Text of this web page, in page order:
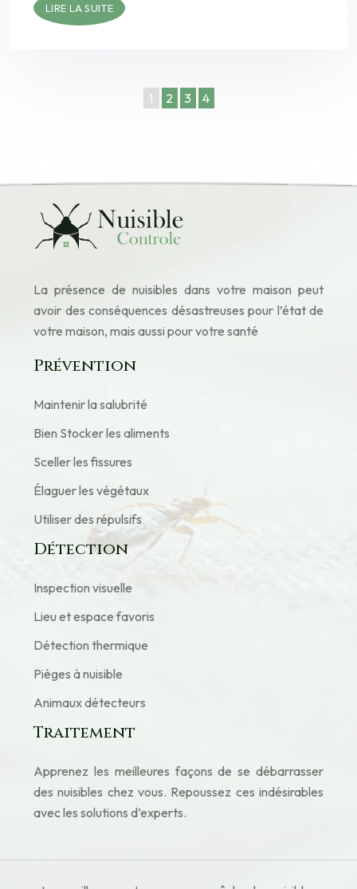
LIRE LA SUITE
1 2 3 4
La présence de nuisibles dans votre maison peut
avoir des conséquences désastreuses pour l’état de
votre maison, mais aussi pour votre santé
Prévention
Maintenir la salubrité
Bien Stocker les aliments
Sceller les fissures
Élaguer les végétaux
Utiliser des répulsifs
Détection
Inspection visuelle
Lieu et espace favoris
Détection thermique
Pièges à nuisible
Animaux détecteurs
Traitement
Apprenez les meilleures façons de se débarrasser
des nuisibles chez vous. Repoussez ces indésirables
avec les solutions d’experts.